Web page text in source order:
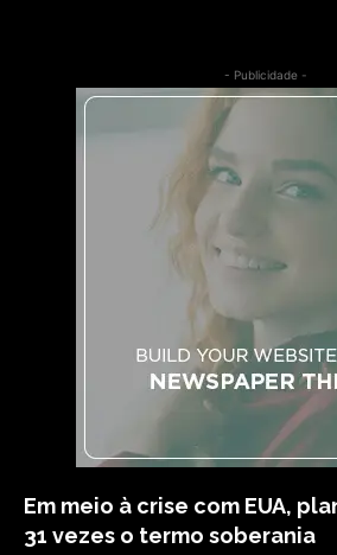
- Publicidade -
Em meio à crise com EUA,
31 vezes o termo soberania